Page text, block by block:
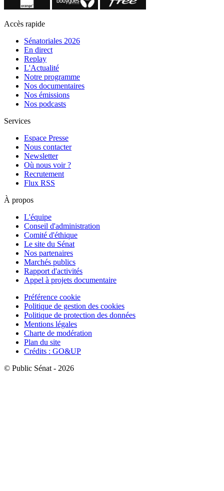
Accès rapide
Sénatoriales 2026
En direct
Replay
L'Actualité
Notre programme
Nos documentaires
Nos émissions
Nos podcasts
Services
Espace Presse
Nous contacter
Newsletter
Où nous voir ?
Recrutement
Flux RSS
À propos
L'équipe
Conseil d'administration
Comité d'éthique
Le site du Sénat
Nos partenaires
Marchés publics
Rapport d'activités
Appel à projets documentaire
Préférence cookie
Politique de gestion des cookies
Politique de protection des données
Mentions légales
Charte de modération
Plan du site
Crédits : GO&UP
© Public Sénat - 2026